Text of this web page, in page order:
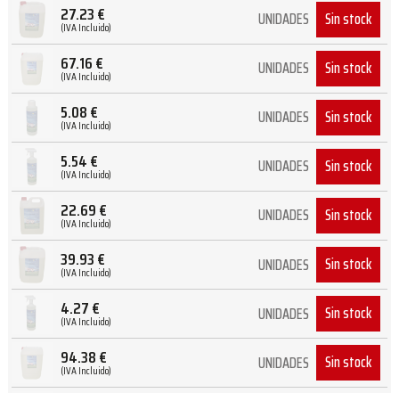
27.23€
(IVA Incluido) UNIDADES Sin stock
67.16€
(IVA Incluido) UNIDADES Sin stock
5.08€
(IVA Incluido) UNIDADES Sin stock
5.54€
(IVA Incluido) UNIDADES Sin stock
22.69€
(IVA Incluido) UNIDADES Sin stock
39.93€
(IVA Incluido) UNIDADES Sin stock
4.27€
(IVA Incluido) UNIDADES Sin stock
94.38€
(IVA Incluido) UNIDADES Sin stock